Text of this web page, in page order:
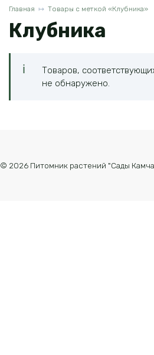
Главная Товары с меткой «Клубника»
Клубника
Товаров,
не обнаружено.
© 2026 Питомник растений "Сады